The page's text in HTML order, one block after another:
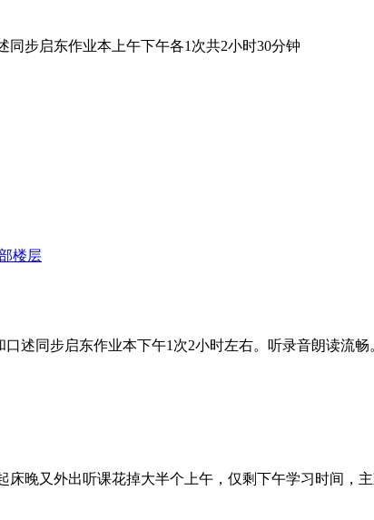
步启东作业本上午下午各1次共2小时30分钟
楼层
述同步启东作业本下午1次2小时左右。听录音朗读流
晚又外出听课花掉大半个上午，仅剩下午学习时间，